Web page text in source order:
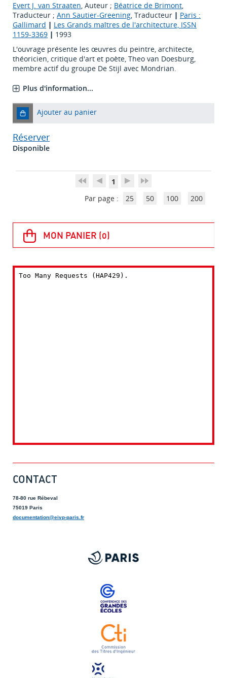
Evert J. van Straaten, Auteur ; Béatrice de Brimont,
Traducteur ; Ann Sautier-Greening, Traducteur | Paris :
Gallimard | Les Grands maîtres de l'architecture, ISSN
1159-3369 | 1993
L'ouvrage présente les œuvres du peintre, architecte,
théoricien, critique d'art et poète, Theo van Doesburg,
membre actif du groupe De Stijl avec Mondrian.
Plus d'information...
Ajouter au panier
Réserver
Disponible
1
Par page :
25 50 100 200
CONTACT
78-80 rue Rébeval
75019 Paris
documentation@eivp-paris.fr